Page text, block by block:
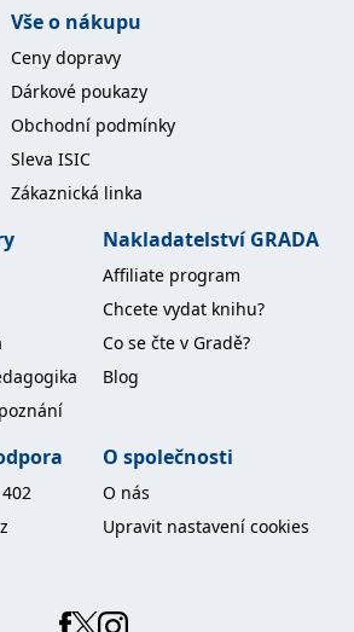
Vše o nákupu
Ceny dopravy
Dárkové poukazy
Obchodní podmínky
Sleva ISIC
Zákaznická linka
Nakladatelství GRADA
Affiliate program
Chcete vydat knihu?
Co se čte v Gradě?
Blog
O společnosti
O nás
Upravit nastavení cookies